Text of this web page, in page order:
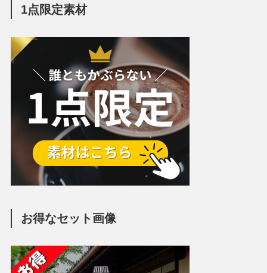
1点限定素材
お得なセット画像